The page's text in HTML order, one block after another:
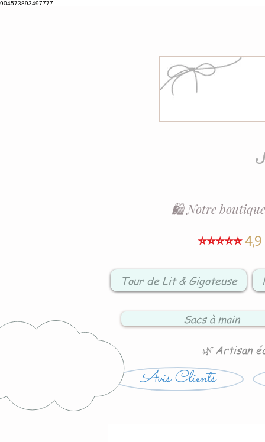
904573893497777
⭐⭐⭐⭐⭐
🛍️ Notre boutique
Tour de Lit & Gigoteuse
Sacs à main
🌿 Artisan
Avis Clients